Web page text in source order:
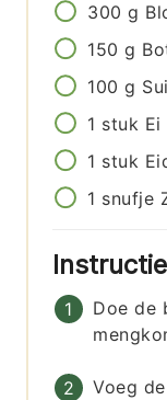
300 g
150 g
100 g
1 stuk Ei
1 stuk
1 snufje
Doe de
Voeg